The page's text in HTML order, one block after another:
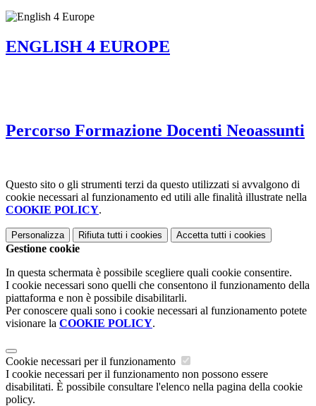
ENGLISH 4 EUROPE
Percorso Formazione Docenti Neoassunti
Questo sito o gli strumenti terzi da questo utilizzati si avvalgono di
cookie necessari al funzionamento ed utili alle finalità illustrate nella
COOKIE POLICY.
Personalizza Rifiuta tutti i cookies Accetta tutti i cookies
Gestione cookie
In questa schermata è possibile scegliere quali cookie consentire.
I cookie necessari sono quelli che consentono il funzionamento della
piattaforma e non è possibile disabilitarli.
Per conoscere quali sono i cookie necessari al funzionamento potete
visionare la COOKIE POLICY.
Cookie necessari per il funzionamento
I cookie necessari per il funzionamento non possono essere
disabilitati. È possibile consultare l'elenco nella pagina della cookie
policy.